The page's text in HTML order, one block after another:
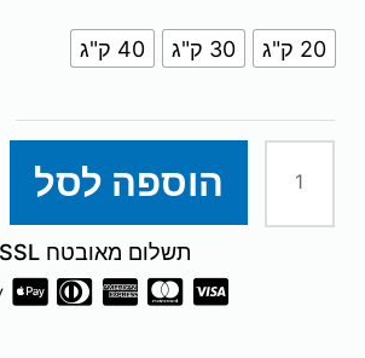
20 ק"ג 30 ק"ג 40 ק"ג
של
הוספה לסל
תשלום מאובטח SSL